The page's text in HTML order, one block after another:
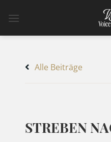
Inhalt
Alle Beiträge
STREBEN